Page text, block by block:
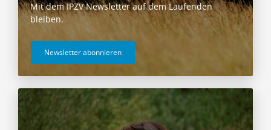
Mit dem IPZV Newsletter auf dem Laufenden
bleiben.
Newsletter abonnieren